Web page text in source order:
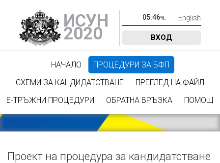
ИСУН
2020
05:46ч. English
ВХОД
НАЧАЛО
ПРОЦЕДУРИ ЗА БФП
СХЕМИ ЗА КАНДИДАТСТВАНЕ
ПРЕГЛЕД НА ФАЙЛ
Е-ТРЪЖНИ ПРОЦЕДУРИ
ОБРАТНА ВРЪЗКА ПОМОЩ
Проект на процедура за кандидатстване